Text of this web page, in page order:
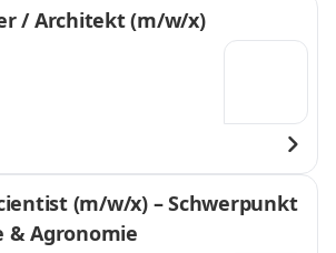
/ Architekt (m/w/x)
(m/w/x) – Schwerpunkt
& Agronomie